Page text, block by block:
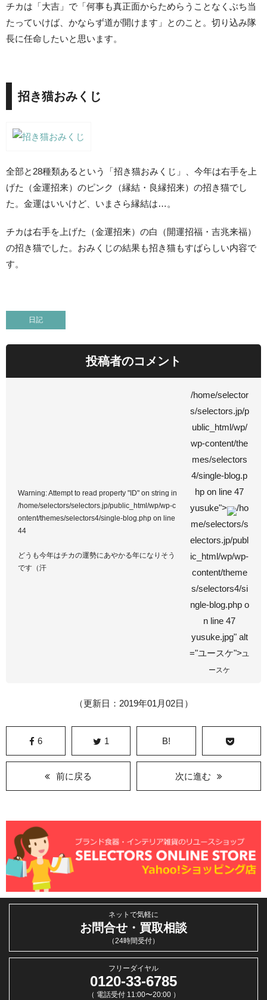
チカは「大吉」で「何事も真正面からためらうことなくぶち当
たっていけば、かならず道が開けます」とのこと。切り込み隊
長に任命したいと思います。
招き猫おみくじ
全部と28種類あるという「招き猫おみくじ」、今年は右手を上
げた（金運招来）のピンク（縁結・良縁招来）の招き猫でし
た。金運はいいけど、いまさら縁結は…。
チカは右手を上げた（金運招来）の白（開運招福・吉兆来福）
の招き猫でした。おみくじの結果も招き猫もすばらしい内容で
す。
日記
投稿者のコメント
Warning: Attempt to read property "ID" on string in
/home/selectors/selectors.jp/public_html/wp/wp-c
ontent/themes/selectors4/single-blog.php on line
44
どうも今年はチカの運勢にあやかる年になりそう
です（汗
/home/selector
s/selectors.jp/p
ublic_html/wp/
wp-content/the
mes/selectors
4/single-blog.p
hp on line 47
yusuke">
/ho
me/selectors/s
electors.jp/publ
ic_html/wp/wp-
content/theme
s/selectors4/si
ngle-blog.php o
n line 47
yusuke.jpg" alt
="ユースケ"> ユ
ースケ
（更新日：2019年01月02日）
6 1 B!
前に戻る 次に進む
ネットで気軽に
お問合せ・買取相談
（24時間受付）
フリーダイヤル
0120-33-6785
（ 電話受付 11:00〜20:00 ）